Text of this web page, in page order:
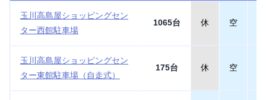
玉川高島屋ショッピングセン
ター西館駐車場
1065台 休 空
玉川高島屋ショッピングセン
ター東館駐車場（自走式）
175台 休 空